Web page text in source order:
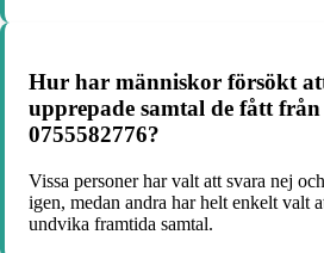
Hur har människor försökt
upprepade samtal de fått
0755582776?
Vissa personer har valt att svara nej
igen, medan andra har helt enkelt valt
undvika framtida samtal.